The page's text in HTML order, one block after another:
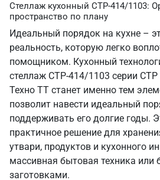
Стеллаж кухонный СТР-414/1103:
пространство по плану
Идеальный порядок на кухне –
реальность, которую легко
помощником. Кухонный
стеллаж СТР-414/1103 серии СТР
Техно ТТ станет именно тем
позволит навести идеальный
поддерживать его долгие годы.
практичное решение для
утвари, продуктов и кухонного
массивная бытовая техника
заготовками.